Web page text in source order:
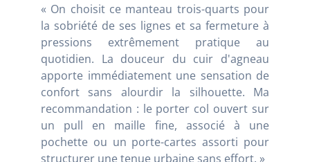
« On choisit ce manteau trois-quarts pour
la sobriété de ses lignes et sa fermeture à
pressions extrêmement pratique au
quotidien. La douceur du cuir d'agneau
apporte immédiatement une sensation de
confort sans alourdir la silhouette. Ma
recommandation : le porter col ouvert sur
un pull en maille fine, associé à une
pochette ou un porte-cartes assorti pour
structurer une tenue urbaine sans effort. »